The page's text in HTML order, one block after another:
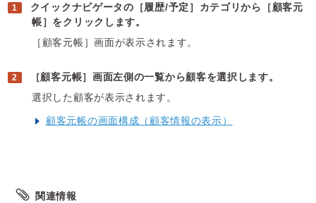
クイックナビゲータの［履歴/予定］カテゴリから［顧客元
帳］をクリックします。
［顧客元帳］画面が表示されます。
［顧客元帳］画面左側の一覧から顧客を選択します。
選択した顧客が表示されます。
顧客元帳の画面構成（顧客情報の表示）
関連情報